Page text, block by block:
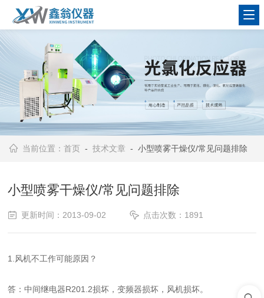
查看更多
当前位置：首页 -技术文章 - 小型喷雾干燥仪/常见问题排除
小型喷雾干燥仪/常见问题排除
更新时间：2013-09-02 点击次数：1891
1. 风机不工作可能原因？
答：中间继电器R201.2损坏 ，变频器损坏 ，风机损坏。